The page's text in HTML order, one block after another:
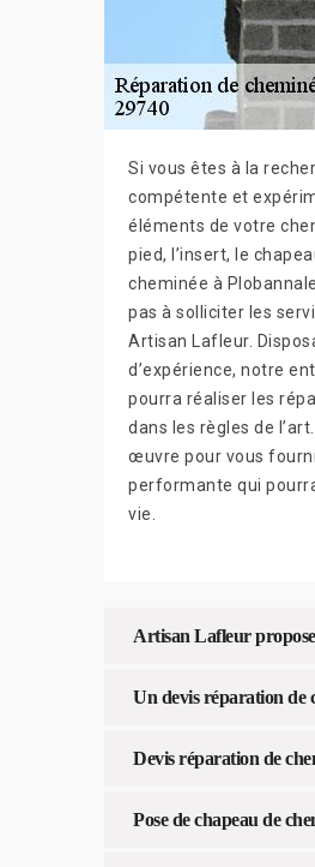
Si vous êtes à la
compétente et
éléments de votre
pied, l’insert, le
cheminée à
pas à solliciter les
Artisan Lafleur.
d’expérience, notre
pourra réaliser les
dans les règles de
œuvre pour vous
performante qui
vie.
Artisan Lafleur
Un devis réparation de
Devis réparation de
Pose de chapeau de